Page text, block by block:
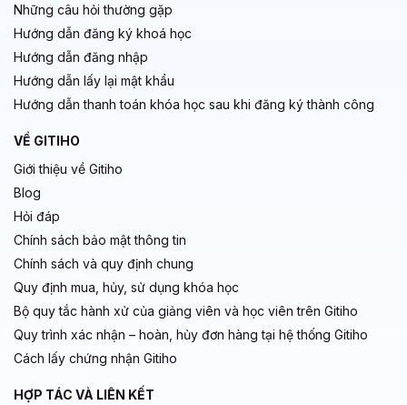
Những câu hỏi thường gặp
Hướng dẫn đăng ký khoá học
Hướng dẫn đăng nhập
Hướng dẫn lấy lại mật khẩu
Hướng dẫn thanh toán khóa học sau khi đăng ký thành công
VỀ GITIHO
Giới thiệu về Gitiho
Blog
Hỏi đáp
Chính sách bảo mật thông tin
Chính sách và quy định chung
Quy định mua, hủy, sử dụng khóa học
Bộ quy tắc hành xử của giảng viên và học viên trên Gitiho
Quy trình xác nhận – hoàn, hủy đơn hàng tại hệ thống Gitiho
Cách lấy chứng nhận Gitiho
HỢP TÁC VÀ LIÊN KẾT